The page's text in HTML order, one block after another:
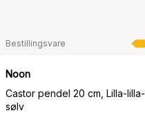
Bestillingsvare
Noon
Castor pendel 20 cm, Lilla-lilla-
sølv